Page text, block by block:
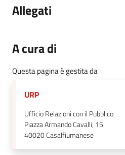
Allegati
A cura di
Questa pagina è gestita da
URP
Ufficio Relazioni con il Pubblico
Piazza Armando Cavalli, 15
40020Casalfiumanese